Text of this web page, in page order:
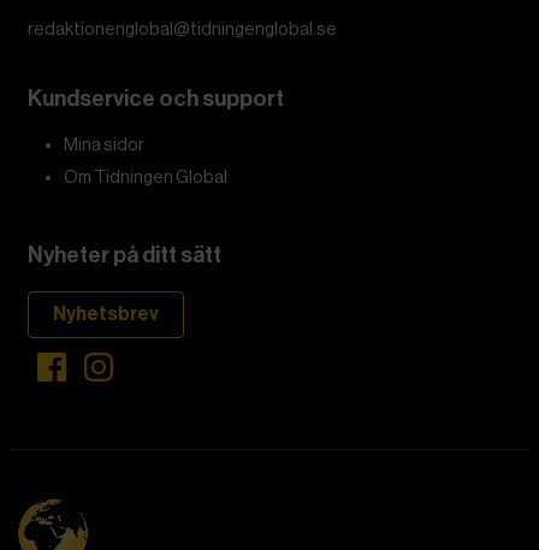
redaktionenglobal@tidningenglobal.se
Kundservice och support
Mina sidor
Om Tidningen Global
Nyheter på ditt sätt
Nyhetsbrev